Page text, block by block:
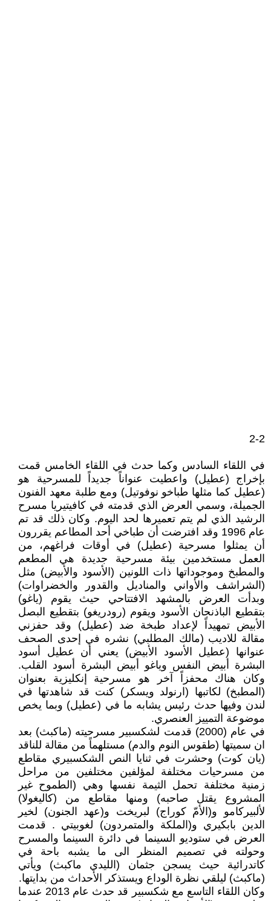
2-2
في اللقاء السادس وكما حدث في اللقاء الخامس قمت
بإخراج (عطيل) واعطيت عنواناً جديداً للمسرحية هو
(عطيل كما مثلها طباخو نوفوتيل) ومع طلبة معهد الفنون
الجميلة، وسمي العرض الذي قدمته في كافيتيريا مسرح
الرشيد الذي لم يتم تعميرها لحد اليوم. وكان ذلك قد تم
عام 1996 وقد افترضت أن طباخي أحد المطاعم يقررون
أن يمثلوا مسرحية (عطيل) في أوقات فراغهم، من
العمل مستخدمين بيئة مسرحية جديدة هي المطعم
والمطبخ وموجوداتها ذات اللونين (الأسود والأبيض) مثل
(الشراشف والأواني والمناديل والقدور والخضراوات)
وبدأت العرض بالمشهد الافتتاحي حيث يقوم (ياغو)
بتقطيع الباذنجان الأسود ويقوم (رودريغو) بتقطيع البصل
الأبيض تمهيداً لإعداد طبخة ضد (عطيل) وقد حفزني
مقالة للاديب (مالك المطلبي) نشره في إحدى الصحف
عنوانها (عطيل الأسود الأبيض) يعني أن عطيل أسود
البشرة أبيض النفس وياغو أبيض البشرة أسود القلب.
وكان هناك محفزاً آخر هو مسرحية إنكليزية بعنوان
(المطبخ) لكاتبها (ارنولد ويسكر) كنت قد شاهدتها في
لندن وفيها حدث رئيس يشابه ما في (عطيل) وبما يخص
موضوعة التمييز العنصري.
في عام (2000) قدمت لشكسبير مسرحيته (ماكبث) بعد
ان سميتها (طقوس النوم والدم) مستلهماً من مقالة للناقد
(يان كوت) وحشرت في ثنايا النص الشكسبيري مقاطع
من مسرحيات مختلفة لمؤلفين مختلفين من مراحل
زمنية مختلفة تحمل الثيمة نفسها وهي (الطموح غير
المشروع يقتل صاحبه) ومنها مقاطع من (كاليغولا)
لألبيركامو و(الأمّ كوراج) لبريخت و(عهد الجنون) لخير
الدين بابكيري و(الملكة والمتمردون) لغوبيتي . قدمت
العرض في ستوديو السينما في دائرة السينما والمسرح
وحولته في تصميم المنظر الى ما يشبه باحة في
كاتدرائية حيث يسجن جثمان (الليدي ماكبث) ويأتي
(ماكبث) ليلقي نظرة الوداع ويستذكر الأحداث من بدايتها.
وكان اللقاء التاسع مع شكسبير قد حدث عام 2013 عندما